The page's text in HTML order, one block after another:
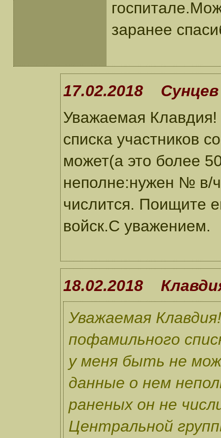
заранее
17.02.2018
Уважаемая
списка участников
может(а это более
неполне:нужен № в/
числится. Поищите
войск.С уважением.
18.02.2018
Уважаемая
пофамильного
у меня быть не
данные о нем
раненых он не
Центральной